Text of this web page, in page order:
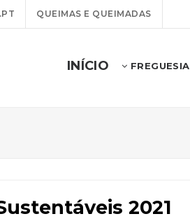
QUEIMAS E QUEIMADAS
INÍCIO FREGUESIA
2021